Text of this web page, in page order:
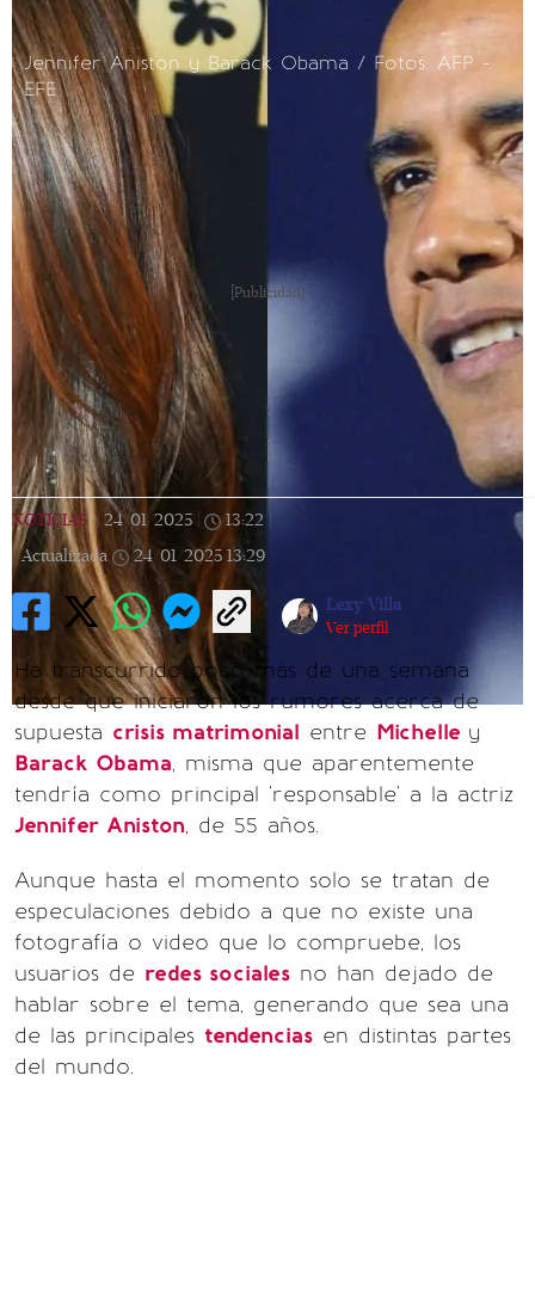
Jennifer Aniston y Barack Obama / Fotos: AFP -
EFE
[Publicidad]
NOTICIAS | 24/01/2025 13:22
Actualizada
24/01/2025 13:29
Lexy Villa
Ver perfil
Ha transcurrido poco más de una semana
desde que iniciaron los rumores acerca de
supuesta crisis matrimonial entre Michelle y
Barack Obama, misma que aparentemente
tendría como principal 'responsable' a la actriz
Jennifer Aniston, de 55 años.
Aunque hasta el momento solo se tratan de
especulaciones debido a que no existe una
fotografía o video que lo compruebe, los
usuarios de redes sociales no han dejado de
hablar sobre el tema, generando que sea una
de las principales tendencias en distintas partes
del mundo.